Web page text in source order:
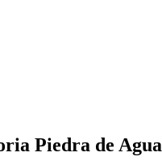
Piedra de Agua